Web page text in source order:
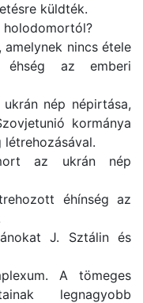
küldték.
holodomortól?
nincs étele
éhség az emberi
nép népirtása,
kormánya
az ukrán nép
éhínség az
J. Sztálin és
A tömeges
legnagyobb